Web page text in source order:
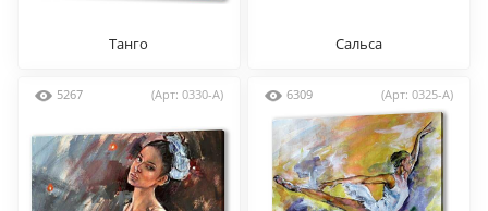
Танго Сальса
5267 (Арт: 0330-A) 6309 (Арт: 0325-A)